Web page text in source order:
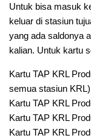
Untuk bisa masuk
keluar di stasiun
yang ada saldonya
kalian. Untuk kartu
Kartu TAP KRL
semua stasiun KRL)
Kartu TAP KRL
Kartu TAP KRL
Kartu TAP KRL